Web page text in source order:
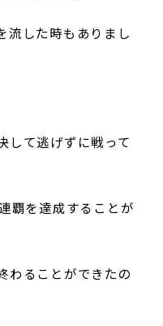
流した時もありまし
して逃げずに戦って
覇を達成することが
わることができたの